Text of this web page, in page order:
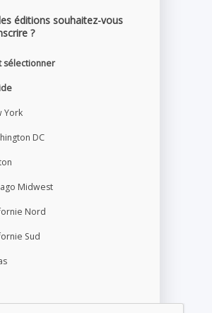
éditions souhaitez-vous
?
sélectionner
York
DC
Midwest
Nord
Sud